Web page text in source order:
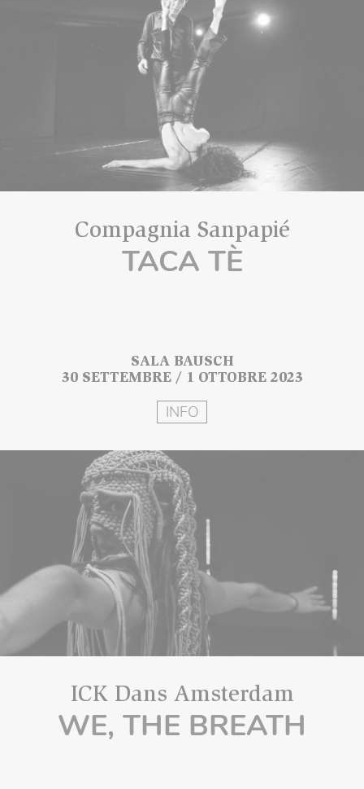
Compagnia Sanpapié
TACA TÈ
SALA BAUSCH
30 SETTEMBRE / 1 OTTOBRE 2023
INFO
ICK Dans Amsterdam
WE, THE BREATH